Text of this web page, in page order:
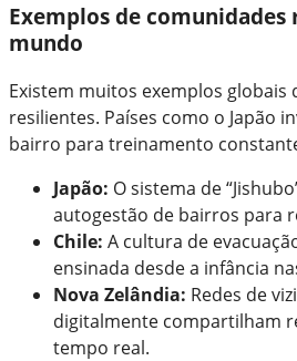
Exemplos de
mundo
Existem muitos exemplos globais
resilientes. Países como o Japão
bairro para treinamento
Japão: O sistema de
autogestão de bairros para
Chile: A cultura de
ensinada desde a infância
Nova Zelândia: Redes de
digitalmente compartilham
tempo real.